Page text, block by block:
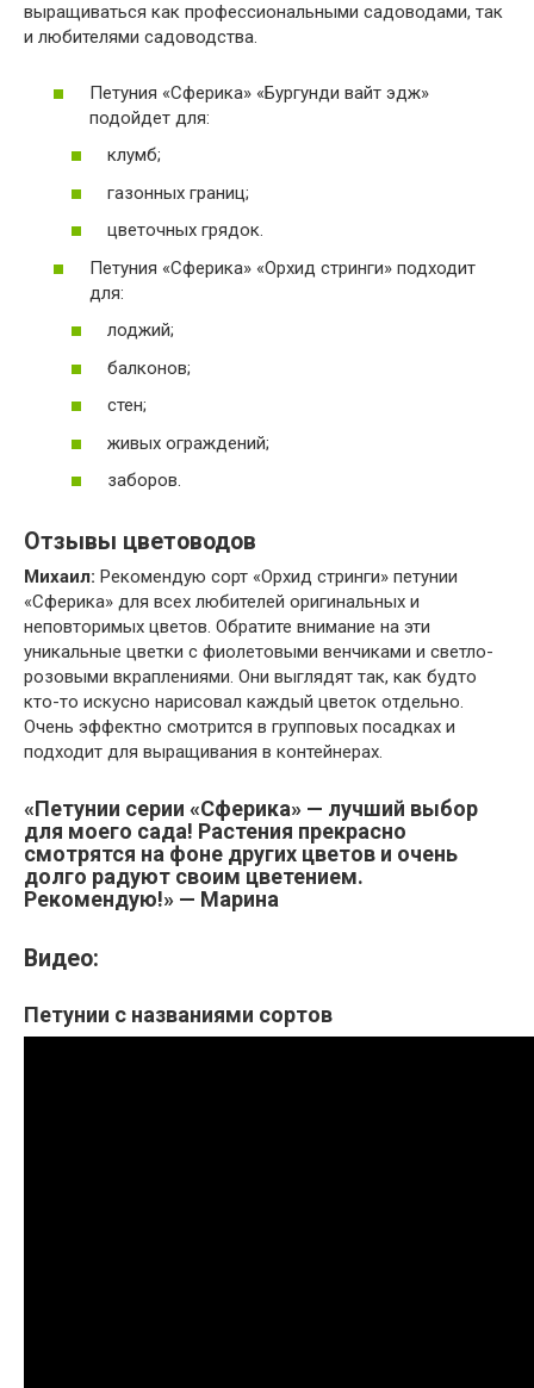
выращиваться как профессиональными садоводами, так
и любителями садоводства.
Петуния «Сферика» «Бургунди вайт эдж»
подойдет для:
клумб;
газонных границ;
цветочных грядок.
Петуния «Сферика» «Орхид стринги» подходит
для:
лоджий;
балконов;
стен;
живых ограждений;
заборов.
Отзывы цветоводов
Михаил: Рекомендую сорт «Орхид стринги» петунии
«Сферика» для всех любителей оригинальных и
неповторимых цветов. Обратите внимание на эти
уникальные цветки с фиолетовыми венчиками и светло-
розовыми вкраплениями. Они выглядят так, как будто
кто-то искусно нарисовал каждый цветок отдельно.
Очень эффектно смотрится в групповых посадках и
подходит для выращивания в контейнерах.
«Петунии серии «Сферика» — лучший выбор
для моего сада! Растения прекрасно
смотрятся на фоне других цветов и очень
долго радуют своим цветением.
Рекомендую!» — Марина
Видео:
Петунии с названиями сортов